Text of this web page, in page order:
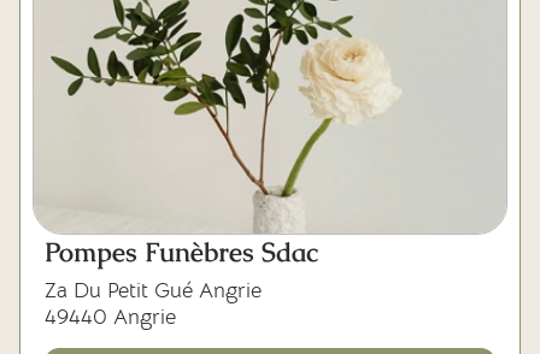
Pompes Funèbres Sdac
Za Du Petit Gué Angrie
49440 Angrie